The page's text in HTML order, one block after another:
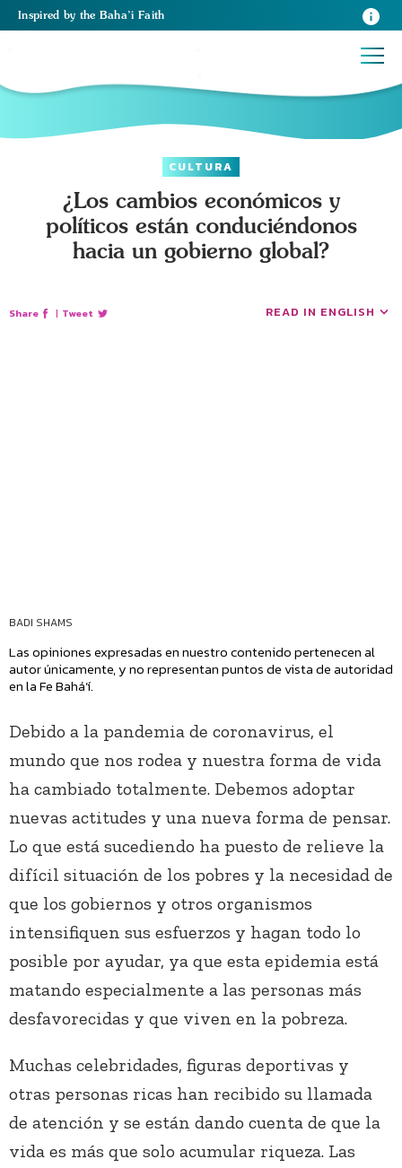
Inspired by the Baha’i Faith
CULTURA
¿Los cambios económicos y
políticos están conduciéndonos
hacia un gobierno global?
Share | Tweet READ IN ENGLISH
BADI SHAMS
Las opiniones expresadas en nuestro contenido pertenecen al
autor únicamente, y no representan puntos de vista de autoridad
en la Fe Bahá’í.
Debido a la pandemia de coronavirus, el
mundo que nos rodea y nuestra forma de vida
ha cambiado totalmente. Debemos adoptar
nuevas actitudes y una nueva forma de pensar.
Lo que está sucediendo ha puesto de relieve la
difícil situación de los pobres y la necesidad de
que los gobiernos y otros organismos
intensifiquen sus esfuerzos y hagan todo lo
posible por ayudar, ya que esta epidemia está
matando especialmente a las personas más
desfavorecidas y que viven en la pobreza.
Muchas celebridades, figuras deportivas y
otras personas ricas han recibido su llamada
de atención y se están dando cuenta de que la
vida es más que solo acumular riqueza. Las